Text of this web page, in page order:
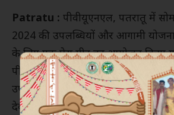
Patratu : पीवीयूएनएल, पतरातू में
2024 की उपलब्धियों और आगामी
के लिए एक प्रेस मीट का आयोजन किया
पीवीयूएनएल के सीईओ आरके सिंह
उपस्थित रहे। उनके साथ अनुपम मुखर्जी
देवदीप बोस (जीएम ओएंडएम), मनीष